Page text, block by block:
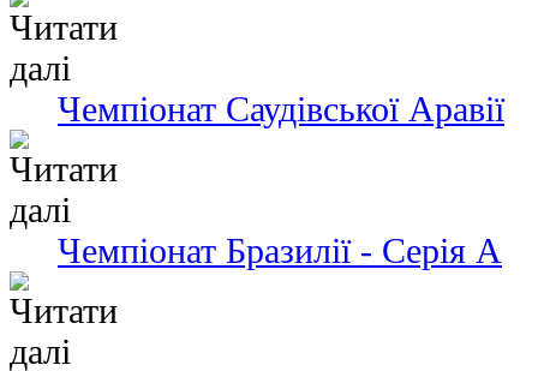
Чемпіонат Саудівської Аравії
Чемпіонат Бразилії - Серія А